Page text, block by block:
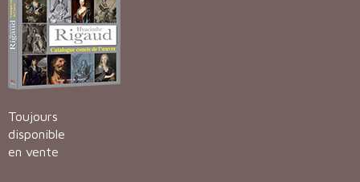
Toujours
disponible
en vente